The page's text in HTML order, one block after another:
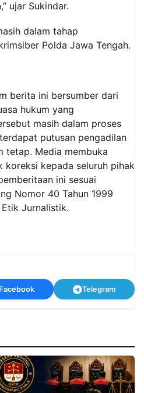
ujar Sukindar.
dalam tahap
Polda Jawa Tengah.
berita ini bersumber dari
hukum yang
masih dalam proses
putusan pengadilan
tetap. Media membuka
koreksi kepada seluruh pihak
ini sesuai
Nomor 40 Tahun 1999
Jurnalistik.
Telegram